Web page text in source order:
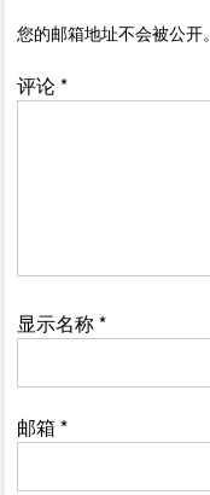
您的邮箱地址不会被公开。
评论*
显示名称*
邮箱*